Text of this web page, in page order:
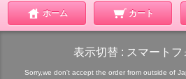
ホーム カート
表示切替 : スマートフ
Sorry,we don't accept the order from outside of